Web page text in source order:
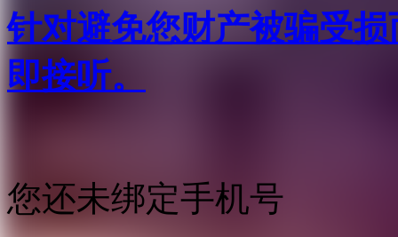
针对避免您财产被骗受
即接听。
您还未绑定手机号